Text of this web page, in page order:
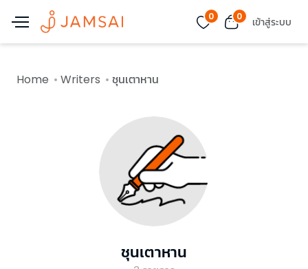
0 0 เข้าสู่ระบบ
Home Writers ชุนเตาหาน
ชุนเตาหาน